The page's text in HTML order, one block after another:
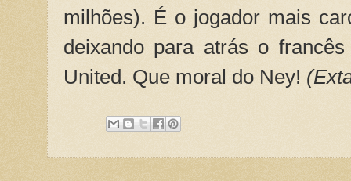
milhões). É o jogador mais
deixando para atrás o
United. Que moral do Ney!